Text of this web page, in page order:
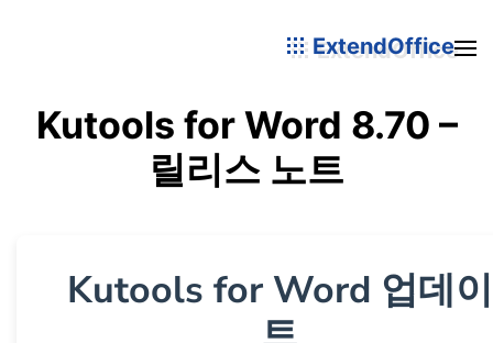
ExtendOffice
Kutools for Word 8.70 –
릴리스 노트
Kutools for Word 업데이